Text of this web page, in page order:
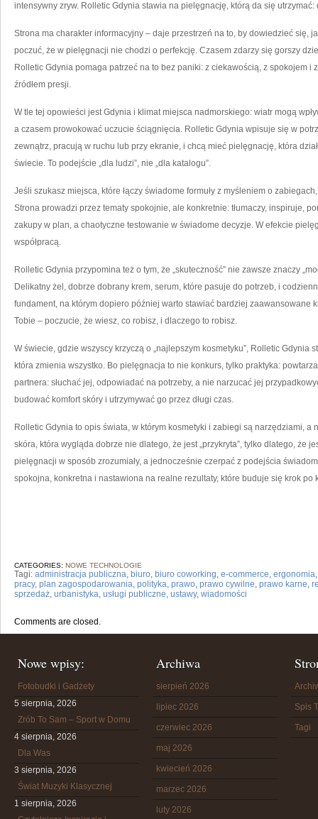
intensywny zryw. Rolletic Gdynia stawia na pielęgnację, którą da się
Strona ma charakter informacyjny – daje przestrzeń na to, by dowiedzieć się,
poczuć, że w pielęgnacji nie chodzi o perfekcję. Czasem zdarzy się gorszy
Rolletic Gdynia pomaga patrzeć na to bez paniki: z ciekawością, z spokojem i
źródłem presji.
W tle tej opowieści jest Gdynia i klimat miejsca nadmorskiego: wiatr mogą
a czasem prowokować uczucie ściągnięcia. Rolletic Gdynia wpisuje się w
zewnątrz, pracują w ruchu lub przy ekranie, i chcą mieć pielęgnację, która
świecie. To podejście „dla ludzi”, nie „dla katalogu”.
Jeśli szukasz miejsca, które łączy świadome formuły z myśleniem o
Strona prowadzi przez tematy spokojnie, ale konkretnie: tłumaczy, inspiruje,
zakupy w plan, a chaotyczne testowanie w świadome decyzje. W efekcie
współpracą.
Rolletic Gdynia przypomina też o tym, że „skuteczność” nie zawsze znaczy
Delikatny żel, dobrze dobrany krem, serum, które pasuje do potrzeb, i
fundament, na którym dopiero później warto stawiać bardziej zaawansowane
Tobie – poczucie, że wiesz, co robisz, i dlaczego to robisz.
W świecie, gdzie wszyscy krzyczą o „najlepszym kosmetyku”, Rolletic Gdynia
która zmienia wszystko. Bo pielęgnacja to nie konkurs, tylko praktyka:
partnera: słuchać jej, odpowiadać na potrzeby, a nie narzucać jej
budować komfort skóry i utrzymywać go przez długi czas.
Rolletic Gdynia to opis świata, w którym kosmetyki i zabiegi są narzędziami, a
skóra, która wygląda dobrze nie dlatego, że jest „przykryta”, tylko dlatego, że
pielęgnacji w sposób zrozumiały, a jednocześnie czerpać z podejścia
spokojna, konkretna i nastawiona na realne rezultaty, które buduje się krok po
CATEGORIES: NOWE TECHNOLOGIE
Tagi: administracja publiczna, biuro, biuro coworking, e-commerce, ergonomia
pracy, plan zagospodarowania, polityka, prawo, prawo cywilne, prawo karne,
sprzedaż, urbanistyka, usługi publiczne, ustawy, wiadomości
Comments are closed.
Nowe wpisy:
Fotobudki i Gadżety
5 sierpnia, 2026
Zrób To Sam – Sport w Domu
4 sierpnia, 2026
Dla Was
3 sierpnia, 2026
Świat Muzyki Klasycznej
1 sierpnia, 2026
Archiwa
sierpień 2026
lipiec 2026
czerwiec 2026
maj 2026
kwiecień 2026
marzec 2026
luty 2026
Spis
Tagi